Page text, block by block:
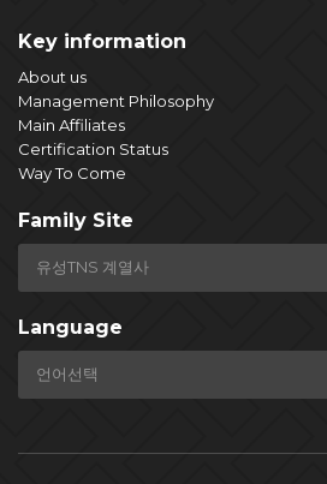
Key information
About us
Management Philosophy
Main Affiliates
Certification Status
Way To Come
Family Site
Language